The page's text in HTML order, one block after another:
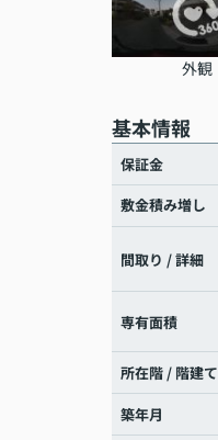
外観
基本情報
保証金
敷金積み増し
間取り / 詳細
専有面積
所在階 / 階建て
築年月